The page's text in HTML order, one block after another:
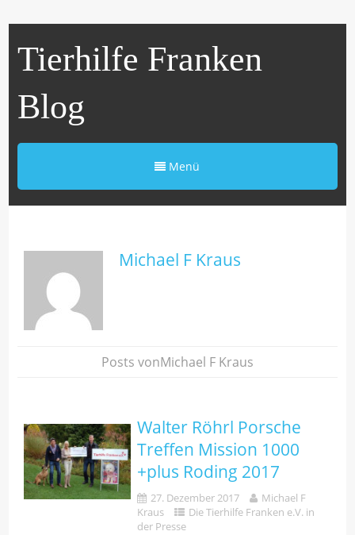
Tierhilfe Franken
Blog
Menü
Michael F Kraus
Posts vonMichael F Kraus
Walter Röhrl Porsche
Treffen Mission 1000
+plus Roding 2017
27. Dezember 2017
Michael F
Kraus
Die Tierhilfe Franken e.V. in
der Presse